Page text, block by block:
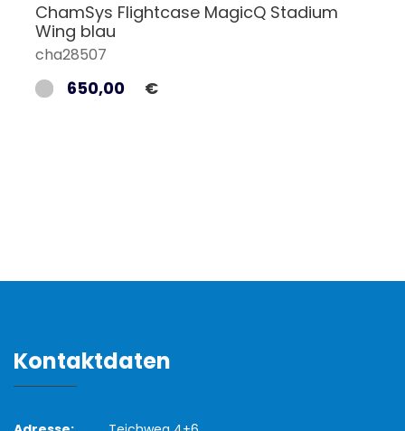
ChamSys Flightcase MagicQ Stadium
Wing blau
cha28507
650,00 €
Kontaktdaten